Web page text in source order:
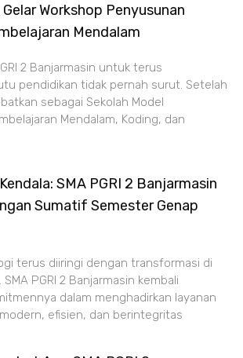
Workshop Penyusunan
Mendalam
2 Banjarmasin untuk terus
pendidikan tidak pernah surut. Setelah
sebagai Sekolah Model
Mendalam, Koding, dan
SMA PGRI 2 Banjarmasin
Sumatif Semester Genap
terus diiringi dengan transformasi di
PGRI 2 Banjarmasin kembali
dalam menghadirkan layanan
efisien, dan berintegritas